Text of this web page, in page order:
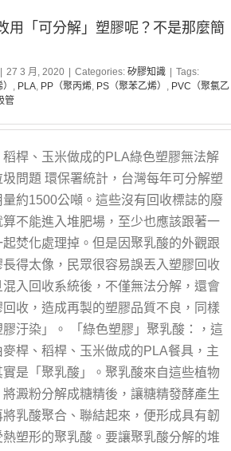
用「可分解」塑膠呢？不是那麼簡
27 3 月, 2020 Categories: 矽膠知識
Tags:
, PLA, PP（聚丙烯, PS（聚苯乙烯） , PVC（聚氯乙
管
稻桿、玉米做成的PLA綠色塑膠無法解
圾問題 環保署統計，台灣每年可分解塑
量約1500公噸。這些沒有回收標誌的廢
算不能進入堆肥場，至少也應該跟著一
焚化處理掉。但是因聚乳酸的外觀跟
長得太像，民眾很容易誤丟入塑膠回收
混入回收系統後，不僅無法分解，還會
回收，造成再製的塑膠品質不良，同樣
汙染」。 「綠色塑膠」聚乳酸：，這
桿、稻桿、玉米做成的PLA餐具，主
實是「聚乳酸」。聚乳酸來自這些植物
將澱粉分解成糖精後，讓糖精發酵產生
將乳酸聚合、聯結起來，便形成具有韌
塑形的聚乳酸。要讓聚乳酸分解的堆